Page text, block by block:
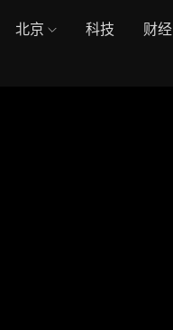
北京 科技 财经